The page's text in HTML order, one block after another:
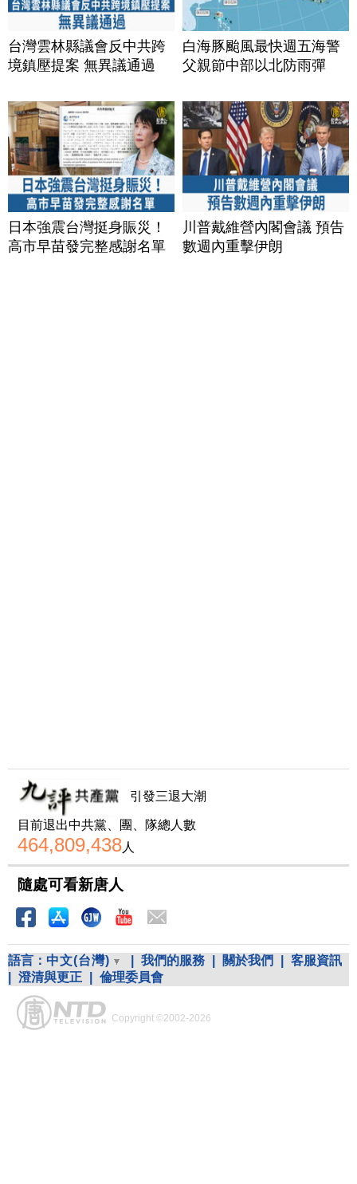
台灣雲林縣議會反中共跨
境鎮壓提案 無異議通過
白海豚颱風最快週五海警
父親節中部以北防雨彈
日本強震台灣挺身賑災！
高市早苗發完整感謝名單
川普戴維營內閣會議 預告
數週內重擊伊朗
引發三退大潮
目前退出中共黨、團、隊總人數
464,809,438人
隨處可看新唐人
語言： 中文(台灣) 我們的服務 關於我們
客服資訊
澄清與更正 倫理委員會
Copyright ©2002-2026